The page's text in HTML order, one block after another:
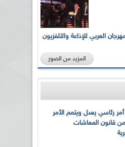
الدورة الـ21 للمهرجان العربي للإذاعة والتلفزيون
المزيد من الصور
رئاسي يعدل ويتمم الأمر
قانون المعاشات